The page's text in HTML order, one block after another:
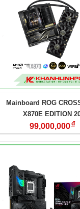
Mainboard ROG
X870E EDITION
99,000,000đ